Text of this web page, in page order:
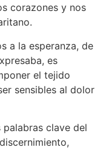
corazones y nos
a la esperanza, de
es
el tejido
sensibles al dolor
palabras clave del